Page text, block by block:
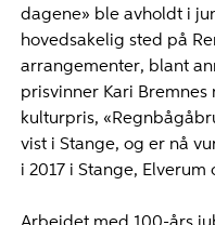
dagene» ble avholdt i
hovedsakelig sted på
arrangementer, blant
prisvinner Kari
kulturpris,
vist i Stange, og er nå
i 2017 i Stange, Elverum